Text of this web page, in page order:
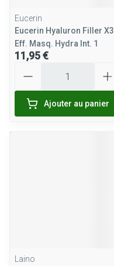
Eucerin
Eucerin Hyaluron Filler X3
Eff. Masq. Hydra Int. 1
11,95 €
Ajouter au panier
Laino